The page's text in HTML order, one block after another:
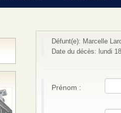
Défunt(e): Marcelle
Date du décès: lundi
Prénom :